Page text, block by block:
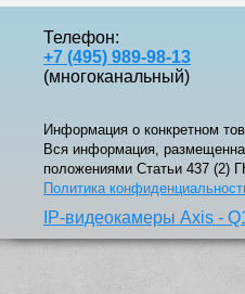
Телефон:
+7 (495) 989-98-13
(многоканальный)
Информация о конкретном
Вся информация,
положениями Статьи 437 (2)
Политика
IP-видеокамеры Axis -